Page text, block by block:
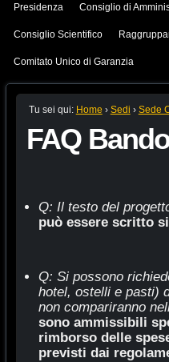
Presidenza Consiglio di
Consiglio Scientifico
Comitato Unico di Garanzia
Tu sei qui: Home › Sedi › Sede
FAQ
Q: Il testo del
può essere scritto
Q: Si possono
hotel, ostelli e pasti)
non compariranno
sono ammissibili
rimborso delle
previsti dai